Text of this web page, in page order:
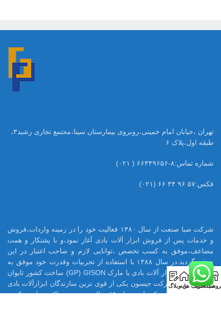
تهران ،خیابان امام خمینی،روبروی بیمارستان سینا،مجتمع تجاری رشید۳،
طبقه اول،پلاک ۶
شماره تماس:۸-۶۶۳۴۹۶۵۶ ( ۰۲۱)
فکس:۵۷ ۹۶ ۳۴ ۶۶ (۰۲۱)
شرکت صبا صنعت از سال ۱۳۸۰ فعالیت خود را در زمینه واردات،فروش
و خدمات پس از فروش ابزار آلات بادی آغاز نمود،و با پشتکار و همت
مضاعف،موفق به کسب تخصص ،توانایی لازم و صاحب اعتبار در این
حرفه گردید.در سال ۱۳۸۸ با استفاده از تجربیات وقدرت خود موفق به
اخذ نمایندگی ابزار آلات بادی با مارک GP) GISON) ساخت کشور تایوان
در ایران شود.شرکت جیسون یکی از قوی ترین سازندگان ابزارآلات بادی
در تایوان می باشد که با بیش از ۶۵ سال تجربه ،هم اکنون تامین کننده
سبد خرید
حساب من
خانهوبلاگ